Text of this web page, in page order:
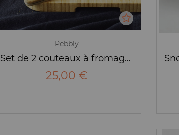
Pebbly
Set de 2 couteaux à fromage - Pebbly
25,00 €